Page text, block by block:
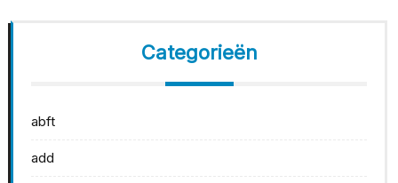
Categorieën
abft
add